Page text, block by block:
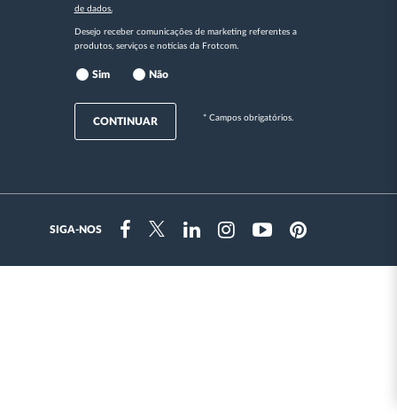
de dados.
Desejo receber comunicações de marketing referentes a
produtos, serviços e notícias da Frotcom.
Sim Não
CONTINUAR * Campos obrigatórios.
SIGA-NOS
FacebookTwitterLinkedinInstragramYoutubePinterest